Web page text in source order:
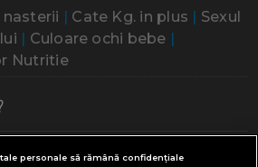
| Cate Kg. in plus | Sexul
| Culoare ochi bebe |
Nutritie
Probleme cu sarcina
personale să rămână confidențiale